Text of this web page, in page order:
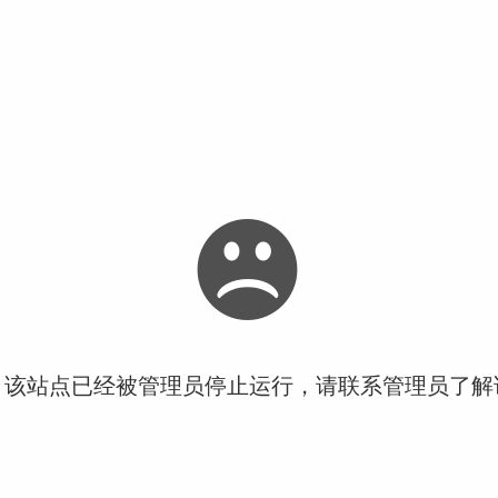
站点已经被管理员停止运行，请联系管理员了